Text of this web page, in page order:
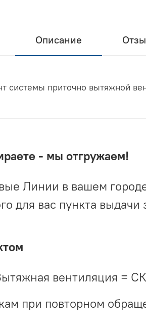
Описание
системы приточно вытяжной
- мы отгружаем!
Линии в вашем
для вас пункта выдачи
вентиляция =
при повторном